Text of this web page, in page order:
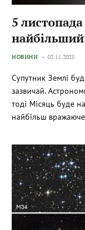
5
найбільший
НОВИНИ 02.11.2025
Супутник Землі
зазвичай.
тоді Місяць буде
найбільш